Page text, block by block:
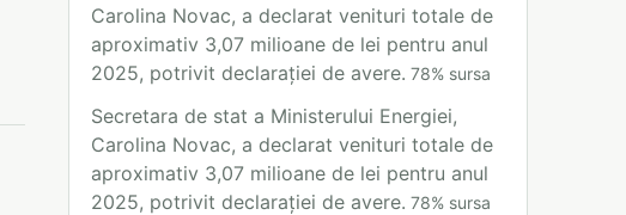
Carolina Novac, a declarat venituri totale de
aproximativ 3,07 milioane de lei pentru anul
2025, potrivit declarației de avere. 78% sursa
Secretara de stat a Ministerului Energiei,
Carolina Novac, a declarat venituri totale de
aproximativ 3,07 milioane de lei pentru anul
2025, potrivit declarației de avere. 78% sursa